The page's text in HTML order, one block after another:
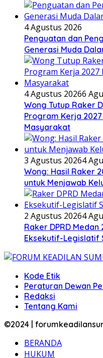
4 Agustus 2026
Penguatan dan
Generasi Muda
4 Agustus 20266
Wong Tutup Raker
Program Kerja
Masyarakat
3 Agustus 20264
Wong: Hasil Raker
untuk Menjawab
2 Agustus 20264
Raker DPRD
Eksekutif-Legislatif
Kode Etik
Peraturan Dewan
Redaksi
Tentang Kami
©2024 |
BERANDA
HUKUM